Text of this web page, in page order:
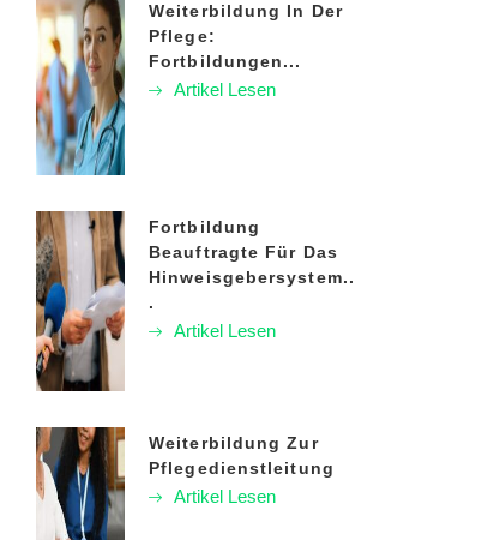
Weiterbildung In Der
Pflege:
Fortbildungen...
Artikel Lesen
Fortbildung
Beauftragte Für Das
Hinweisgebersystem..
.
Artikel Lesen
Weiterbildung Zur
Pflegedienstleitung
Artikel Lesen